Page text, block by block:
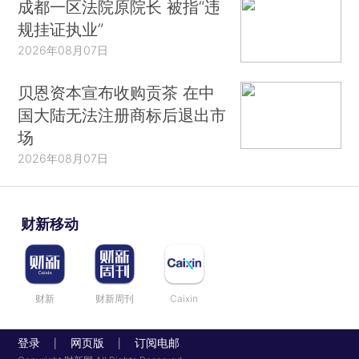
成都一区法院原院长 被指“违
规挂证执业”
2026年08月07日
贝恩资本宣布收购贡茶 在中
国大陆无法注册商标后退出市
场
2026年08月07日
财新移动
财新 财新周刊 Caixin
登录 网页版 订阅电邮